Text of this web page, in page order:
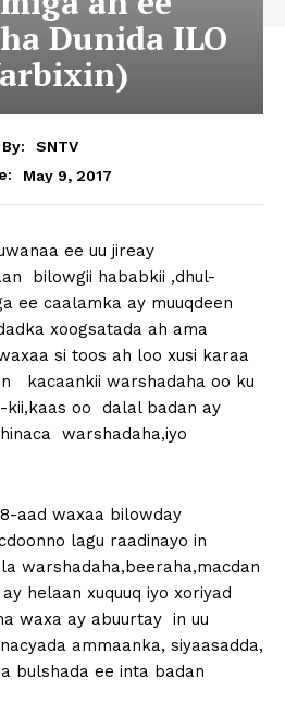
Dunida ILO
By:
SNTV
May 9, 2017
ee uu jireay
bilowgii hababkii ,dhul-
ee caalamka ay muuqdeen
xoogsatada ah ama
si toos ah loo xusi karaa
kacaankii warshadaha oo ku
kii,kaas oo dalal badan ay
warshadaha,iyo
aad waxaa bilowday
lagu raadinayo in
warshadaha,beeraha,macdan
helaan xuquuq iyo xoriyad
waxa ay abuurtay in uu
ammaanka, siyaasadda,
bulshada ee inta badan